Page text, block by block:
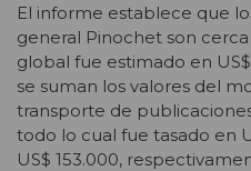
El informe establece que
general Pinochet son
global fue estimado en
se suman los valores del
transporte de
todo lo cual fue tasado en
US$ 153.000,